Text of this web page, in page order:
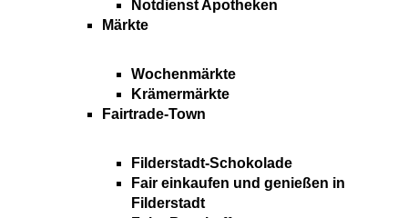
Notdienst Apotheken
Märkte
Wochenmärkte
Krämermärkte
Fairtrade-Town
Filderstadt-Schokolade
Fair einkaufen und genießen in
Filderstadt